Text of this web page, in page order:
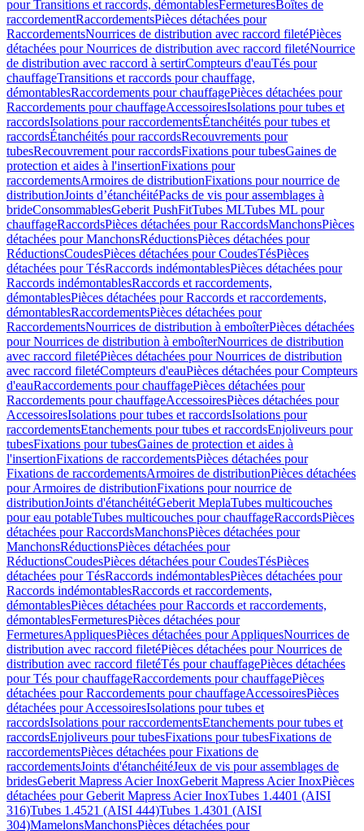
pour Transitions et raccords, démontablesFermeturesBoîtes de
raccordementRaccordementsPièces détachées pour
RaccordementsNourrices de distribution avec raccord filetéPièces
détachées pour Nourrices de distribution avec raccord filetéNourrice
de distribution avec raccord à sertirCompteurs d'eauTés pour
chauffageTransitions et raccords pour chauffage,
démontablesRaccordements pour chauffagePièces détachées pour
Raccordements pour chauffageAccessoiresIsolations pour tubes et
raccordsIsolations pour raccordementsÉtanchéités pour tubes et
raccordsÉtanchéités pour raccordsRecouvrements pour
tubesRecouvrement pour raccordsFixations pour tubesGaines de
protection et aides à l'insertionFixations pour
raccordementsArmoires de distributionFixations pour nourrice de
distributionJoints d’étanchéitéPacks de vis pour assemblages à
brideConsommablesGeberit PushFitTubes MLTubes ML pour
chauffageRaccordsPièces détachées pour RaccordsManchonsPièces
détachées pour ManchonsRéductionsPièces détachées pour
RéductionsCoudesPièces détachées pour CoudesTésPièces
détachées pour TésRaccords indémontablesPièces détachées pour
Raccords indémontablesRaccords et raccordements,
démontablesPièces détachées pour Raccords et raccordements,
démontablesRaccordementsPièces détachées pour
RaccordementsNourrices de distribution à emboîterPièces détachées
pour Nourrices de distribution à emboîterNourrices de distribution
avec raccord filetéPièces détachées pour Nourrices de distribution
avec raccord filetéCompteurs d'eauPièces détachées pour Compteurs
d'eauRaccordements pour chauffagePièces détachées pour
Raccordements pour chauffageAccessoiresPièces détachées pour
AccessoiresIsolations pour tubes et raccordsIsolations pour
raccordementsEtanchements pour tubes et raccordsEnjoliveurs pour
tubesFixations pour tubesGaines de protection et aides à
l'insertionFixations de raccordementsPièces détachées pour
Fixations de raccordementsArmoires de distributionPièces détachées
pour Armoires de distributionFixations pour nourrice de
distributionJoints d'étanchéitéGeberit MeplaTubes multicouches
pour eau potableTubes multicouches pour chauffageRaccordsPièces
détachées pour RaccordsManchonsPièces détachées pour
ManchonsRéductionsPièces détachées pour
RéductionsCoudesPièces détachées pour CoudesTésPièces
détachées pour TésRaccords indémontablesPièces détachées pour
Raccords indémontablesRaccords et raccordements,
démontablesPièces détachées pour Raccords et raccordements,
démontablesFermeturesPièces détachées pour
FermeturesAppliquesPièces détachées pour AppliquesNourrices de
distribution avec raccord filetéPièces détachées pour Nourrices de
distribution avec raccord filetéTés pour chauffagePièces détachées
pour Tés pour chauffageRaccordements pour chauffagePièces
détachées pour Raccordements pour chauffageAccessoiresPièces
détachées pour AccessoiresIsolations pour tubes et
raccordsIsolations pour raccordementsEtanchements pour tubes et
raccordsEnjoliveurs pour tubesFixations pour tubesFixations de
raccordementsPièces détachées pour Fixations de
raccordementsJoints d'étanchéitéJeux de vis pour assemblages de
bridesGeberit Mapress Acier InoxGeberit Mapress Acier InoxPièces
détachées pour Geberit Mapress Acier InoxTubes 1.4401 (AISI
316)Tubes 1.4521 (AISI 444)Tubes 1.4301 (AISI
304)MamelonsManchonsPièces détachées pour